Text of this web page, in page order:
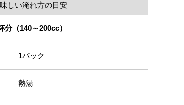
しい淹れ方の目安
分（140～200cc）
1パック
熱湯